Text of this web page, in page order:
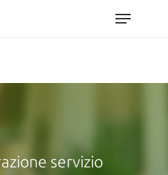
Menu
servizio